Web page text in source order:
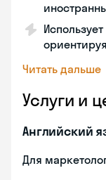
Читать дальше
Услуги и
Английский
Для